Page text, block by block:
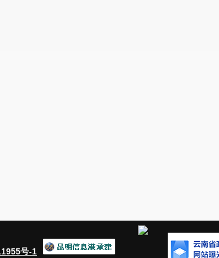
need to provide valid ID when making an
号-1